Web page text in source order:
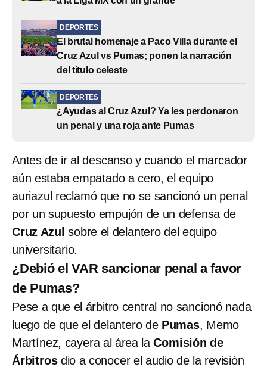
DEPORTES
El brutal homenaje a Paco Villa durante el
Cruz Azul vs Pumas; ponen la narración
del título celeste
DEPORTES
¿Ayudas al Cruz Azul? Ya les perdonaron
un penal y una roja ante Pumas
Antes de ir al descanso y cuando el marcador
aún estaba empatado a cero, el equipo
auriazul reclamó que no se sancionó un penal
por un supuesto empujón de un defensa de
Cruz Azul sobre el delantero del equipo
universitario.
¿Debió el VAR sancionar penal a favor
de Pumas?
Pese a que el árbitro central no sancionó nada
luego de que el delantero de Pumas, Memo
Martínez, cayera al área laComisión de
Árbitrosdio a conocer el audio de la revisión